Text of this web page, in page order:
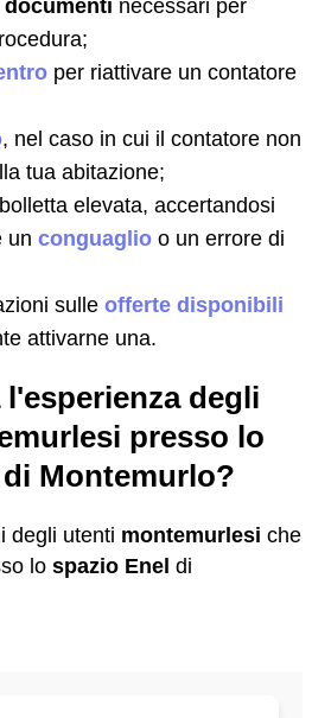
documenti necessari per
per riattivare un contatore
, nel caso in cui il contatore non
tua abitazione;
elevata, accertandosi
un conguaglio o un errore di
sulle offerte disponibili
attivarne una.
degli
presso lo
Montemurlo?
degli utenti montemurlesi che
lo spazio Enel di